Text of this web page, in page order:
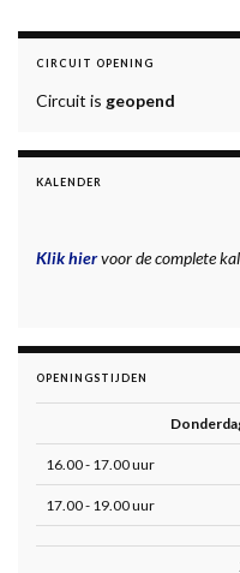
CIRCUIT OPENING
Circuit is geopend
KALENDER
Klik hiervoor de complete
OPENINGSTIJDEN
16.00 - 17.00 uur
17.00 - 19.00 uur